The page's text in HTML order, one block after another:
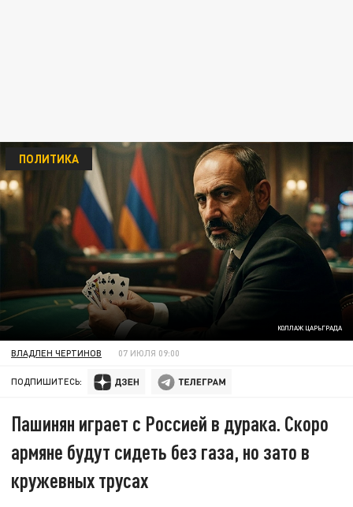
КОЛЛАЖ ЦАРЬГРАДА
ПОЛИТИКА
ВЛАДЛЕН ЧЕРТИНОВ 07 ИЮЛЯ 09:00
ПОДПИШИТЕСЬ:
Пашинян играет с Россией в дурака. Скоро
армяне будут сидеть без газа, но зато в
кружевных трусах